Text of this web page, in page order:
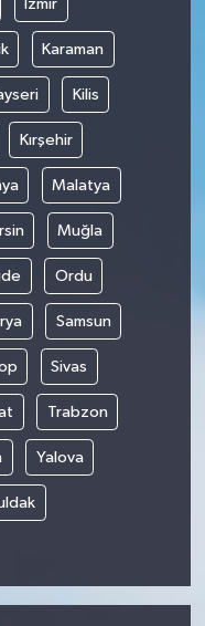
İzmir
Karaman
Kilis
Kırşehir
Malatya
Muğla
Ordu
Samsun
Sivas
Trabzon
Yalova